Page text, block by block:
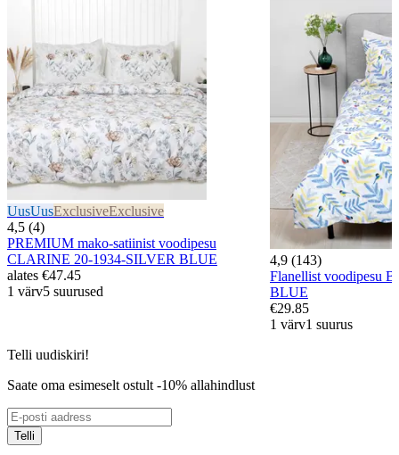
UusUusExclusiveExclusive
4,5 (4)
PREMIUM mako-satiinist voodipesu
CLARINE 20-1934-SILVER BLUE
alates €47.45
1 värv5 suurused
4,9 (143)
Flanellist voodipesu
BLUE
€29.85
1 värv1 suurus
Telli uudiskiri!
Saate oma esimeselt ostult -10% allahindlust
Telli